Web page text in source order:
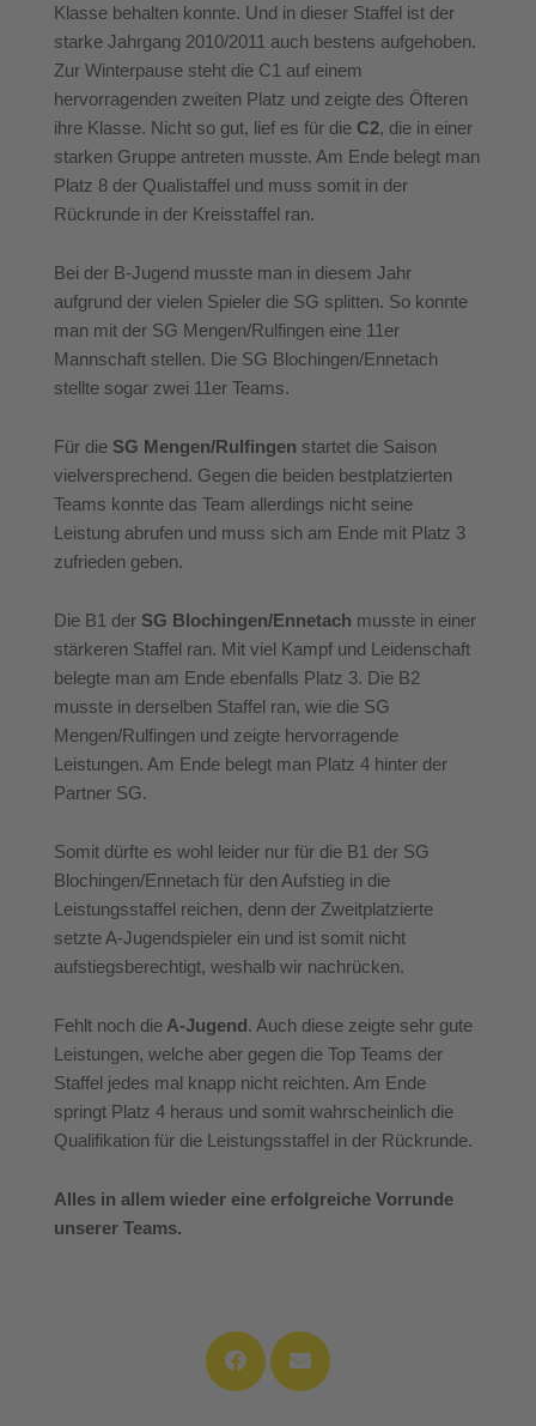
Klasse behalten konnte. Und in dieser Staffel ist der
starke Jahrgang 2010/2011 auch bestens aufgehoben.
Zur Winterpause steht die C1 auf einem
hervorragenden zweiten Platz und zeigte des Öfteren
ihre Klasse. Nicht so gut, lief es für die C2, die in einer
starken Gruppe antreten musste. Am Ende belegt man
Platz 8 der Qualistaffel und muss somit in der
Rückrunde in der Kreisstaffel ran.
Bei der B-Jugend musste man in diesem Jahr
aufgrund der vielen Spieler die SG splitten. So konnte
man mit der SG Mengen/Rulfingen eine 11er
Mannschaft stellen. Die SG Blochingen/Ennetach
stellte sogar zwei 11er Teams.
Für die SG Mengen/Rulfingen startet die Saison
vielversprechend. Gegen die beiden bestplatzierten
Teams konnte das Team allerdings nicht seine
Leistung abrufen und muss sich am Ende mit Platz 3
zufrieden geben.
Die B1 der SG Blochingen/Ennetach musste in einer
stärkeren Staffel ran. Mit viel Kampf und Leidenschaft
belegte man am Ende ebenfalls Platz 3. Die B2
musste in derselben Staffel ran, wie die SG
Mengen/Rulfingen und zeigte hervorragende
Leistungen. Am Ende belegt man Platz 4 hinter der
Partner SG.
Somit dürfte es wohl leider nur für die B1 der SG
Blochingen/Ennetach für den Aufstieg in die
Leistungsstaffel reichen, denn der Zweitplatzierte
setzte A-Jugendspieler ein und ist somit nicht
aufstiegsberechtigt, weshalb wir nachrücken.
Fehlt noch die A-Jugend. Auch diese zeigte sehr gute
Leistungen, welche aber gegen die Top Teams der
Staffel jedes mal knapp nicht reichten. Am Ende
springt Platz 4 heraus und somit wahrscheinlich die
Qualifikation für die Leistungsstaffel in der Rückrunde.
Alles in allem wieder eine erfolgreiche Vorrunde
unserer Teams.